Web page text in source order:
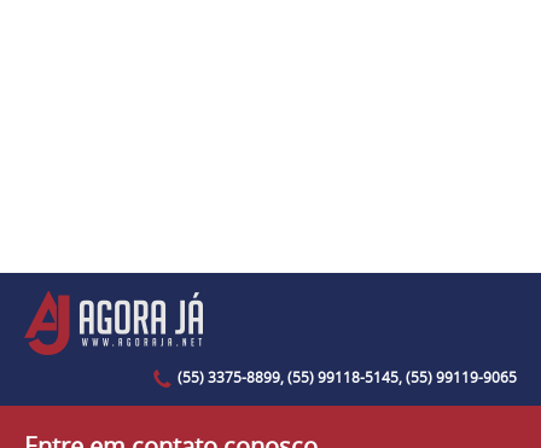
(55) 3375-8899, (55) 99118-5145, (55) 99119-9065